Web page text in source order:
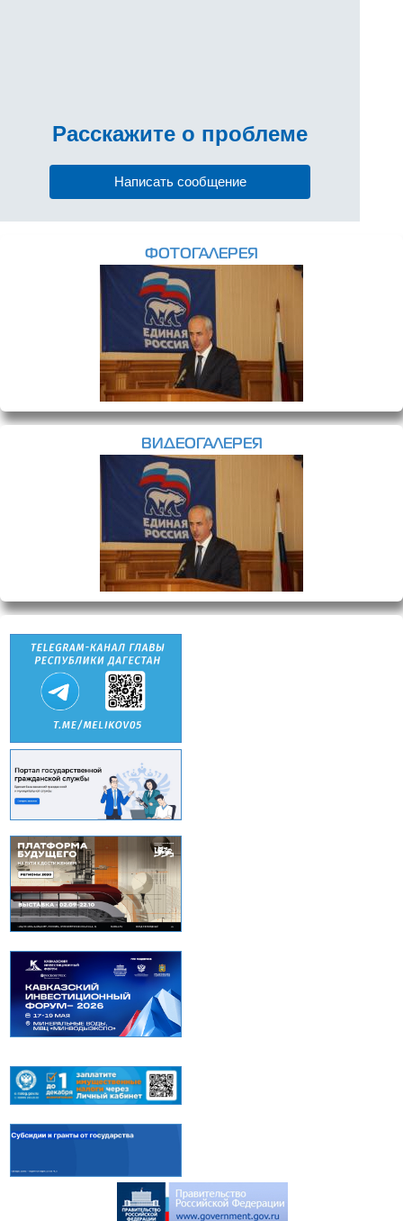
Расскажите о проблеме
Написать сообщение
ФОТОГАЛЕРЕЯ
ВИДЕОГАЛЕРЕЯ